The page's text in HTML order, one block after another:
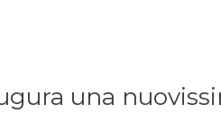
una